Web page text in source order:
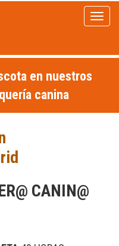
Menú
en nuestros
canina
CANIN@